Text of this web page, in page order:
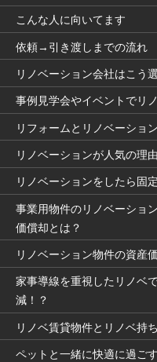
こんな人に向いてます
依頼→引き渡しまでの流れ
リノベーション会社はこう
事例見学会やイベントでリ
リフォームとリノベーショ
リノベーションが人気の理由
リノベーションをしたら固
事業用物件のリノベーショ
価償却とは？
リノベーション物件の資産
家事導線を重視したリノベ
減！？
リノベ賃貸物件とリノベ持
ペットと一緒に快適に過ご